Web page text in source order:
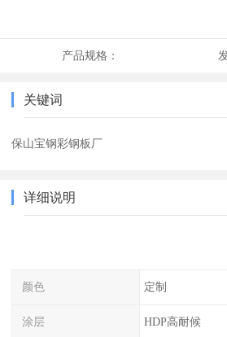
产品规格：
关键词
保山宝钢彩钢板厂
详细说明
颜色 定制
涂层 HDP高耐候